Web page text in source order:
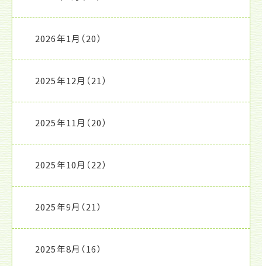
2026年1月 （20）
2025年12月 （21）
2025年11月 （20）
2025年10月 （22）
2025年9月 （21）
2025年8月 （16）